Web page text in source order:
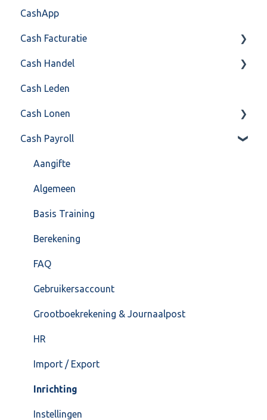
Overig
Algemeen gebruik
Api 3.0 (SOAP API)
API 4.0 (REST API)
Veel gestelde vragen
CashApp
Cash Facturatie
Factureren
Instellingen
Algemeen
Formulierlayout
Cash Handel
Inkoop
Verkoop
Voorraad
Overig
VoorraadService & Onderhoud
Cash Leden
Cash Lonen
Algemeen
Inrichting
Jaarafsluiting
Salarisberekening
Overig
FAQ – Beëindiging CASH Lonen en overstap naar
Cash Payroll
Aangifte
Algemeen
Basis Training
Berekening
FAQ
Gebruikersaccount
Grootboekrekening & Journaalpost
HR
Import / Export
Inrichting
Instellingen